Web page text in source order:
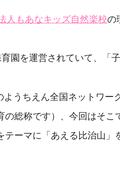
人もあなキッズ自然楽校の
園を運営されていて、「
うちえん全国ネットワー
の総称です）、今回はそ
ーマに「あえる比治山」